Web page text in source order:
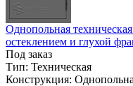
Однопольная
остеклением и глухой
Под заказ
Тип: Техническая
Конструкция: